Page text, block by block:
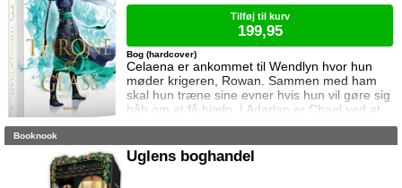
Celaena er ankommet til Wendlyn hvor hun
møder krigeren, Rowan. Sammen med ham
skal hun træne sine evner hvis hun vil gøre sig
håb om at få hjælp. I Adarlan er Chaol ved at
finde sin efterfølger. Han er dog slet ikke klar
som han nu prøver at beskytte mere end før.
Dorian har lagt afstand til Chaol siden Chaol
Bog (hardcover)
Tilføj til kurv
199,95
Booknook
Uglens boghandel